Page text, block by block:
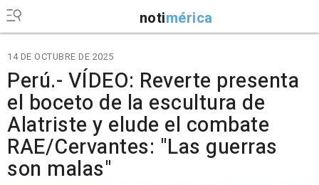
notimérica
14 DE OCTUBRE DE 2025
Perú.- VÍDEO: Reverte presenta
el boceto de la escultura de
Alatriste y elude el combate
RAE/Cervantes: "Las guerras
son malas"